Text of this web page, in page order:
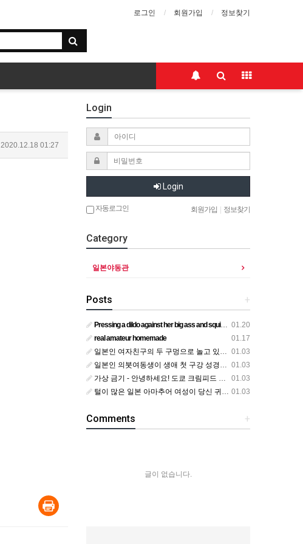
로그인 회원가입 정보찾기
2020.12.18 01:27
Login
Login
자동로그인 회원가입 정보찾기
Category
일본야동관
+
Posts
01.20
Pressing a dildo against her big ass and squirting from below
01.17
real amateur homemade
01.03
일본인 여자친구의 두 구멍으로 놀고 있어요
01.03
일본인 의붓여동생이 생애 첫 구강 성경험을 공개하다
01.03
가상 금기 - 안녕하세요! 도쿄 크림피드 시엘에서
01.03
털이 많은 일본 아마추어 여성이 당신 귀에 대고 신음하며 자위합니다. 그녀가 오르가즘에 도달하는 모습을 보세요?
+
Comments
글이 없습니다.